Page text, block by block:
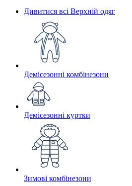
Дивитися всі Верхній одяг
Демісезонні комбінезони
Демісезонні куртки
Зимові комбінезони